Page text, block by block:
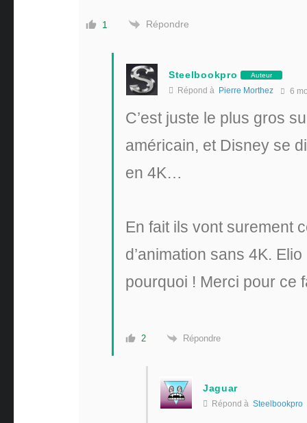
1 Répondre
Steelbookpro Auteur
Répond à Pierre Morthez 6
C’est juste le plus gros
américain, et Disney se
en 4K…
En fait ils vont surement
d’animation sans 4K.
pourquoi ! Merci pour
2 Répondre
Jaguar
Répond à Steelbookpro